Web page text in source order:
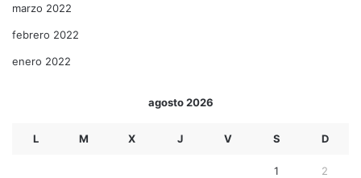
marzo 2022
febrero 2022
enero 2022
agosto 2026
L M X J V S D
1 2